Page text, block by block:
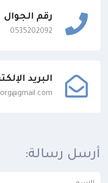
رقم الجوال
0535202092
البريد
أرسل رسالة: